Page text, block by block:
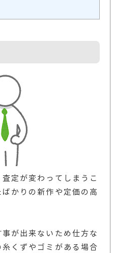
定が変わってしまうこ
かりの新作や定価の高
が出来ないため仕方な
くずやゴミがある場合